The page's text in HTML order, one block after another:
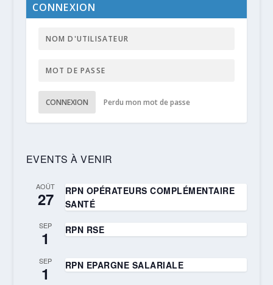
CONNEXION
CONNEXION Perdu mon mot de passe
EVENTS À VENIR
AOÛT
27
RPN OPÉRATEURS COMPLÉMENTAIRE
SANTÉ
SEP
1 RPN RSE
SEP
1 RPN EPARGNE SALARIALE